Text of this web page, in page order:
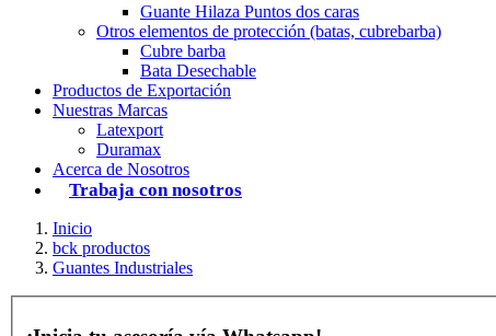
Guante Hilaza Puntos dos caras
Otros elementos de protección (batas, cubrebarba)
Cubre barba
Bata Desechable
Productos de Exportación
Nuestras Marcas
Latexport
Duramax
Acerca de Nosotros
Trabaja con nosotros
Inicio
bck productos
Guantes Industriales